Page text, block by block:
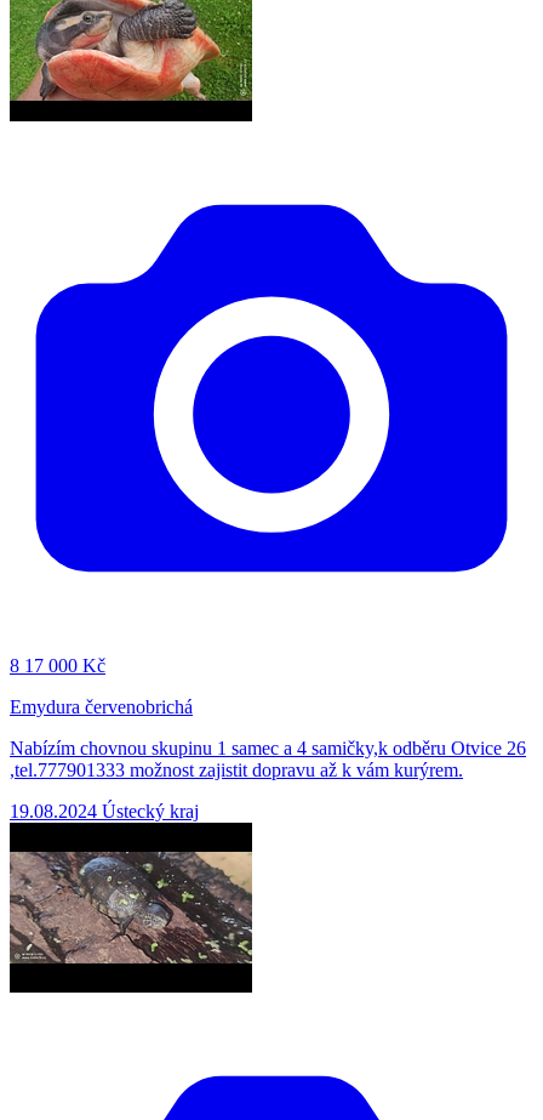
8 17 000 Kč
Emydura červenobrichá
Nabízím chovnou skupinu 1 samec a 4 samičky,k odběru Otvice 26
,tel.777901333 možnost zajistit dopravu až k vám kurýrem.
19.08.2024 Ústecký kraj